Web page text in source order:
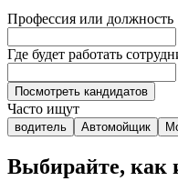
Профессия или должность
Где будет работать
Посмотреть кандидатов
Часто ищут
водитель Автомойщик
Выбирайте, как